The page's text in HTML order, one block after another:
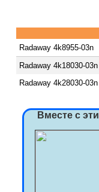
Radaway 4k8955-03n
Radaway 4k18030-03n
Radaway 4k28030-03n
Вместе с